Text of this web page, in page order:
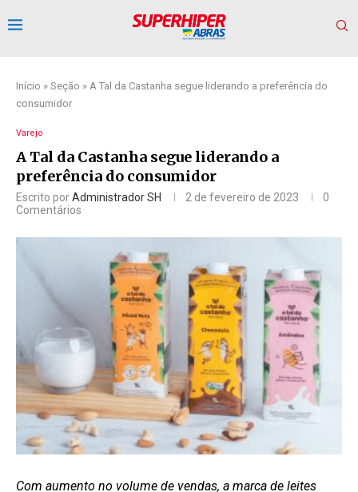
Início » Seção » A Tal da Castanha segue liderando a preferência do
consumidor
Varejo
A Tal da Castanha segue liderando a
preferência do consumidor
Escrito porAdministrador SH 2 de fevereiro de 2023
0
Comentários
Com aumento no volume de vendas, a marca de leites